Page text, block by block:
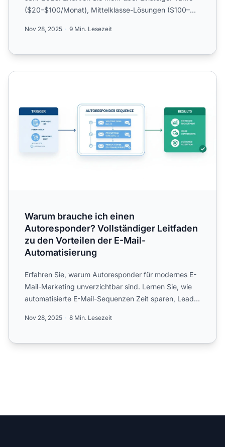
($20–$100/Monat), Mittelklasse-Lösungen ($100–
Nov 28, 2025 9 Min. Lesezeit
Warum brauche ich einen Autoresponder? Vollständiger
Warum brauche ich einen
Autoresponder? Vollständiger Leitfaden
zu den Vorteilen der E-Mail-
Automatisierung
Erfahren Sie, warum Autoresponder für modernes E-
Mail-Marketing unverzichtbar sind. Lernen Sie, wie
automatisierte E-Mail-Sequenzen Zeit sparen, Leads
Nov 28, 2025 8 Min. Lesezeit